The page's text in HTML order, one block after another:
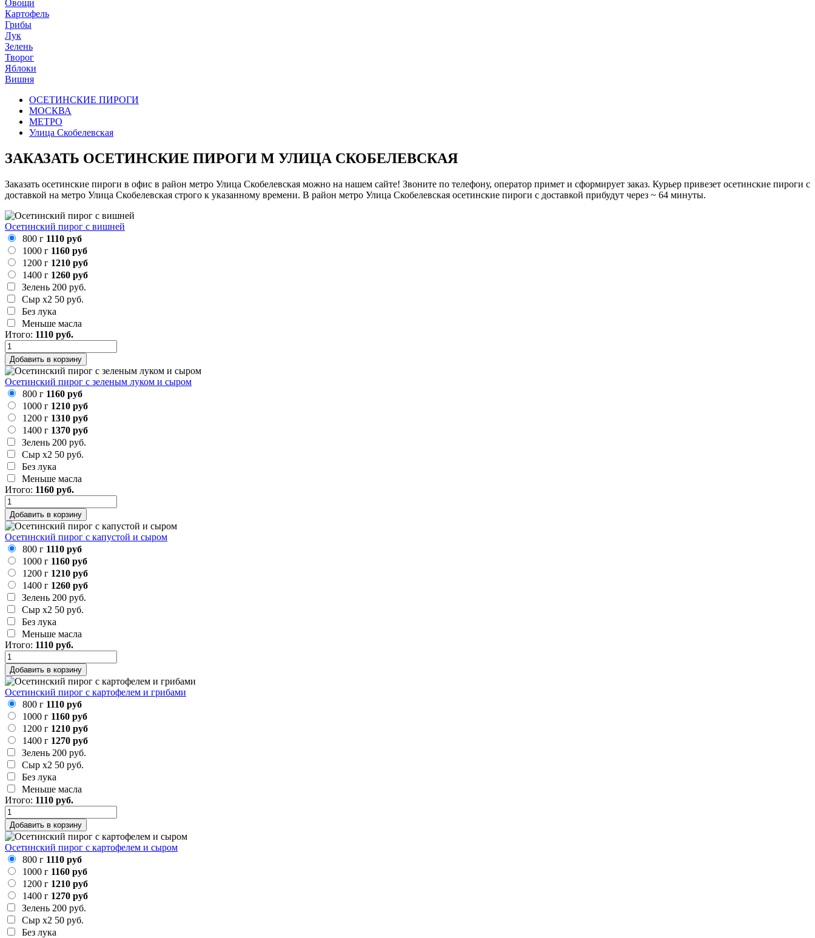
Овощи
Картофель
Грибы
Лук
Зелень
Творог
Яблоки
Вишня
ОСЕТИНСКИЕ ПИРОГИ
МОСКВА
МЕТРО
Улица Скобелевская
ЗАКАЗАТЬ ОСЕТИНСКИЕ ПИРОГИ М УЛИЦА СКОБЕЛЕВСКАЯ
Заказать осетинские пироги в офис в район метро Улица Скобелевская можно на нашем сайте! Звоните по телефону, оператор примет и сформирует заказ. Курьер привезет осетинские пироги с
доставкой на метро Улица Скобелевская строго к указанному времени. В район метро Улица Скобелевская осетинские пироги с доставкой прибудут через ~ 64 минуты.
Осетинский пирог с вишней
800 г 1110 руб
1000 г 1160 руб
1200 г 1210 руб
1400 г 1260 руб
Зелень 200 руб.
Сыр х2 50 руб.
Без лука
Меньше масла
Итого: 1110 руб.
Добавить в корзину
Осетинский пирог с зеленым луком и сыром
800 г 1160 руб
1000 г 1210 руб
1200 г 1310 руб
1400 г 1370 руб
Зелень 200 руб.
Сыр х2 50 руб.
Без лука
Меньше масла
Итого: 1160 руб.
Добавить в корзину
Осетинский пирог с капустой и сыром
800 г 1110 руб
1000 г 1160 руб
1200 г 1210 руб
1400 г 1260 руб
Зелень 200 руб.
Сыр х2 50 руб.
Без лука
Меньше масла
Итого: 1110 руб.
Добавить в корзину
Осетинский пирог с картофелем и грибами
800 г 1110 руб
1000 г 1160 руб
1200 г 1210 руб
1400 г 1270 руб
Зелень 200 руб.
Сыр х2 50 руб.
Без лука
Меньше масла
Итого: 1110 руб.
Добавить в корзину
Осетинский пирог с картофелем и сыром
800 г 1110 руб
1000 г 1160 руб
1200 г 1210 руб
1400 г 1270 руб
Зелень 200 руб.
Сыр х2 50 руб.
Без лука